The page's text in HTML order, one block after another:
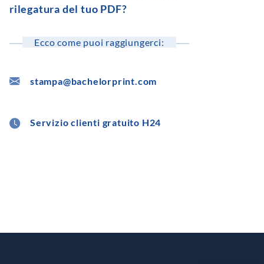
rilegatura del tuo PDF?
Ecco come puoi raggiungerci:
stampa@bachelorprint.com
Servizio clienti gratuito H24